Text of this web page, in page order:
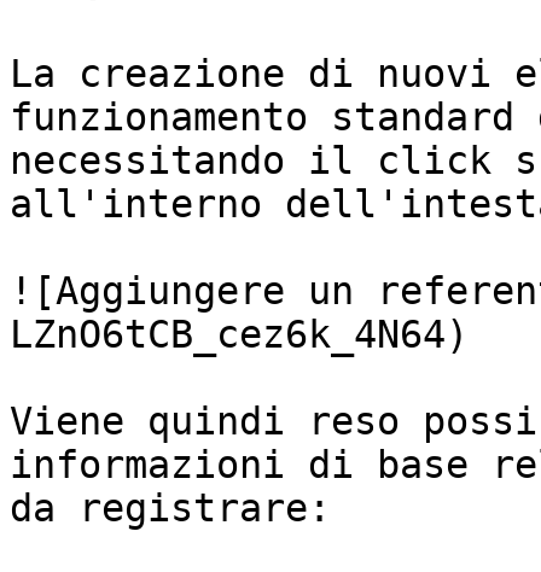
La creazione di nuovi
funzionamento
necessitando il click
all'interno
![Aggiungere un
LZnO6tCB_cez6k_4N64)
Viene quindi reso
informazioni di base
da registrare: